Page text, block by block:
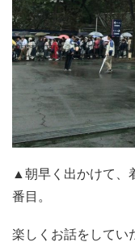
▲朝早く出かけて、
番目。
楽しくお話をしてい